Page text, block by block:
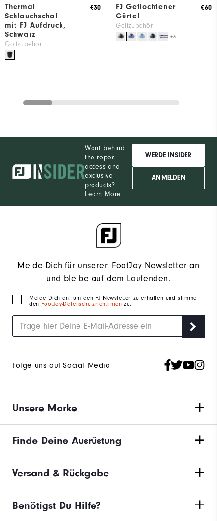
Thermal
Schlauchschal
mit FJ Aufdruck,
Schwarz
Golfzubehör
€30
FJ Geflochtener
Gürtel
Golfzubehör
+3
€60
Want behind
the ropes
access and
exclusive
products?
Learn More
WERDE INSIDER
ANMELDEN
Melde Dich für unseren FootJoy Newsletter an
und bleibe auf dem Laufenden.
Melde Dich an, um den FJ Newsletter zu erhalten und stimme
den FootJoy-Datenschutzrichtlinienzu.
Folge uns auf Social Media
Unsere Marke
Finde Deine Ausrüstung
Versand & Rückgabe
Benötigst Du Hilfe?